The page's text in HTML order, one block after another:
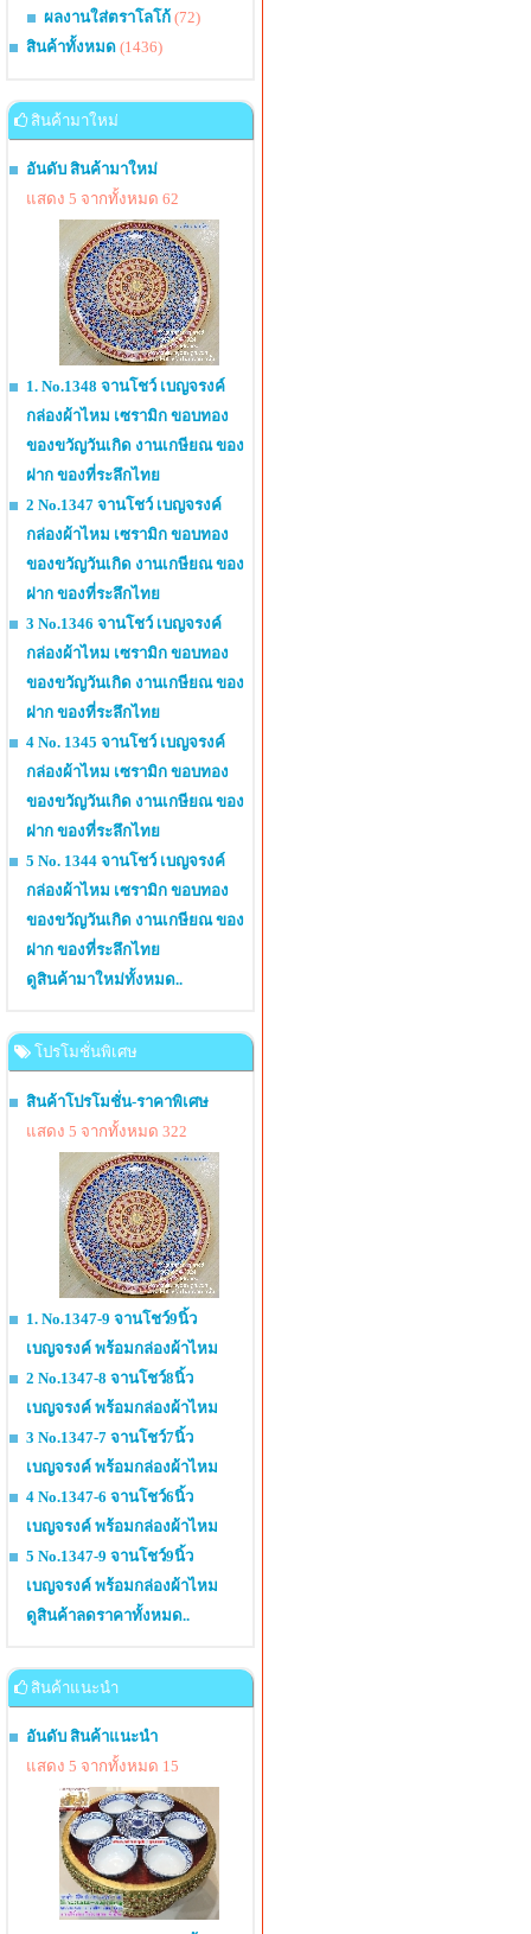
ผลงานใส่ตราโลโก้ (72)
สินค้าทั้งหมด (1436)
สินค้ามาใหม่
อันดับ สินค้ามาใหม่
แสดง 5 จากทั้งหมด 62
1. No.1348 จานโชว์ เบญจรงค์
กล่องผ้าไหม เซรามิก ขอบทอง
ของขวัญวันเกิด งานเกษียณ ของ
ฝาก ของที่ระลึกไทย
2 No.1347 จานโชว์ เบญจรงค์
กล่องผ้าไหม เซรามิก ขอบทอง
ของขวัญวันเกิด งานเกษียณ ของ
ฝาก ของที่ระลึกไทย
3 No.1346 จานโชว์ เบญจรงค์
กล่องผ้าไหม เซรามิก ขอบทอง
ของขวัญวันเกิด งานเกษียณ ของ
ฝาก ของที่ระลึกไทย
4 No. 1345 จานโชว์ เบญจรงค์
กล่องผ้าไหม เซรามิก ขอบทอง
ของขวัญวันเกิด งานเกษียณ ของ
ฝาก ของที่ระลึกไทย
5 No. 1344 จานโชว์ เบญจรงค์
กล่องผ้าไหม เซรามิก ขอบทอง
ของขวัญวันเกิด งานเกษียณ ของ
ฝาก ของที่ระลึกไทย
ดูสินค้ามาใหม่ทั้งหมด..
โปรโมชั่นพิเศษ
สินค้าโปรโมชั่น-ราคาพิเศษ
แสดง 5 จากทั้งหมด 322
1. No.1347-9 จานโชว์9นิ้ว
เบญจรงค์ พร้อมกล่องผ้าไหม
2 No.1347-8 จานโชว์8นิ้ว
เบญจรงค์ พร้อมกล่องผ้าไหม
3 No.1347-7 จานโชว์7นิ้ว
เบญจรงค์ พร้อมกล่องผ้าไหม
4 No.1347-6 จานโชว์6นิ้ว
เบญจรงค์ พร้อมกล่องผ้าไหม
5 No.1347-9 จานโชว์9นิ้ว
เบญจรงค์ พร้อมกล่องผ้าไหม
ดูสินค้าลดราคาทั้งหมด..
สินค้าแนะนำ
อันดับ สินค้าแนะนำ
แสดง 5 จากทั้งหมด 15